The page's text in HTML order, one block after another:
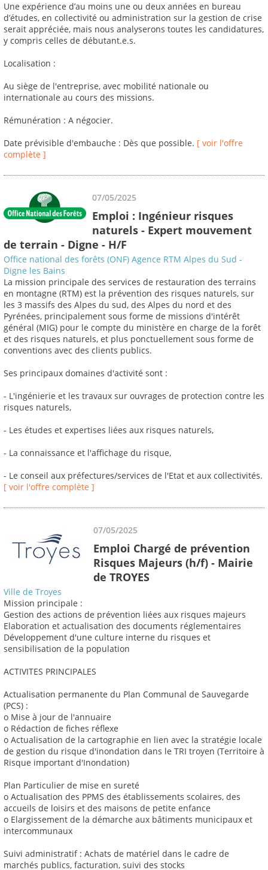
Une expérience d’au moins une ou deux années en bureau
d’études, en collectivité ou administration sur la gestion de crise
serait appréciée, mais nous analyserons toutes les candidatures,
y compris celles de débutant.e.s.
Localisation :
Au siège de l'entreprise, avec mobilité nationale ou
internationale au cours des missions.
Rémunération : A négocier.
Date prévisible d'embauche : Dès que possible. [ voir l'offre
complète ]
07/05/2025
Emploi : Ingénieur risques
naturels - Expert mouvement
de terrain - Digne - H/F
Office national des forêts (ONF) Agence RTM Alpes du Sud -
Digne les Bains
La mission principale des services de restauration des terrains
en montagne (RTM) est la prévention des risques naturels, sur
les 3 massifs des Alpes du sud, des Alpes du nord et des
Pyrénées, principalement sous forme de missions d'intérêt
général (MIG) pour le compte du ministère en charge de la forêt
et des risques naturels, et plus ponctuellement sous forme de
conventions avec des clients publics.
Ses principaux domaines d'activité sont :
- L'ingénierie et les travaux sur ouvrages de protection contre les
risques naturels,
- Les études et expertises liées aux risques naturels,
- La connaissance et l'affichage du risque,
- Le conseil aux préfectures/services de l'Etat et aux collectivités.
[ voir l'offre complète ]
07/05/2025
Emploi Chargé de prévention
Risques Majeurs (h/f) - Mairie
de TROYES
Ville de Troyes
Mission principale :
Gestion des actions de prévention liées aux risques majeurs
Elaboration et actualisation des documents réglementaires
Développement d'une culture interne du risques et
sensibilisation de la population
ACTIVITES PRINCIPALES
Actualisation permanente du Plan Communal de Sauvegarde
(PCS) :
o Mise à jour de l'annuaire
o Rédaction de fiches réflexe
o Actualisation de la cartographie en lien avec la stratégie locale
de gestion du risque d'inondation dans le TRI troyen (Territoire à
Risque important d'Inondation)
Plan Particulier de mise en sureté
o Actualisation des PPMS des établissements scolaires, des
accueils de loisirs et des maisons de petite enfance
o Elargissement de la démarche aux bâtiments municipaux et
intercommunaux
Suivi administratif : Achats de matériel dans le cadre de
marchés publics, facturation, suivi des stocks